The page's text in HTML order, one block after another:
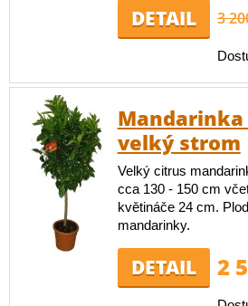
DETAIL 3
velký strom
Velký citrus
cca 130 - 150 cm
květináče 24 cm.
mandarinky.
DETAIL 2